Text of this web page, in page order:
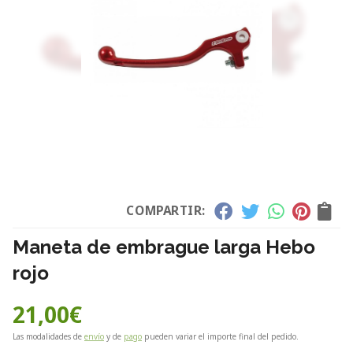
COMPARTIR:
Maneta de embrague larga Hebo
rojo
21,00€
Las modalidades de envío y de pago pueden variar el importe final del pedido.